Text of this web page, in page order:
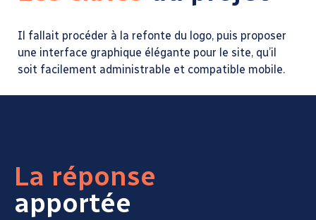
Il fallait procéder à la refonte du logo, puis proposer
une interface graphique élégante pour le site, qu’il
soit facilement administrable et compatible mobile.
La réponse
apportée